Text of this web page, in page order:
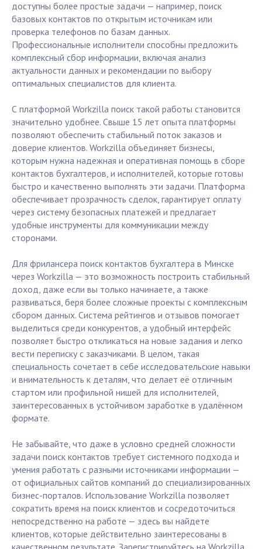
доступны более простые задачи — например, поиск
базовых контактов по открытым источникам или
проверка телефонов по базам данных.
Профессиональные исполнители способны предложить
комплексный сбор информации, включая анализ
актуальности данных и рекомендации по выбору
оптимальных специалистов для клиента.
С платформой Workzilla поиск такой работы становится
значительно удобнее. Свыше 15 лет опыта платформы
позволяют обеспечить стабильный поток заказов и
доверие клиентов. Workzilla объединяет бизнесы,
которым нужна надежная и оперативная помощь в сборе
контактов бухгалтеров, и исполнителей, которые готовы
быстро и качественно выполнять эти задачи. Платформа
обеспечивает прозрачность сделок, гарантирует оплату
через систему безопасных платежей и предлагает
удобные инструменты для коммуникации между
сторонами.
Для фрилансера поиск контактов бухгалтера в Минске
через Workzilla — это возможность построить стабильный
доход, даже если вы только начинаете, а также
развиваться, беря более сложные проекты с комплексным
сбором данных. Система рейтингов и отзывов помогает
выделиться среди конкурентов, а удобный интерфейс
позволяет быстро откликаться на новые задания и легко
вести переписку с заказчиками. В целом, такая
специальность сочетает в себе исследовательские навыки
и внимательность к деталям, что делает её отличным
стартом или профильной нишей для исполнителей,
заинтересованных в устойчивом заработке в удалённом
формате.
Не забывайте, что даже в условно средней сложности
задачи поиск контактов требует системного подхода и
умения работать с разными источниками информации —
от официальных сайтов компаний до специализированных
бизнес-порталов. Использование Workzilla позволяет
сократить время на поиск клиентов и сосредоточиться
непосредственно на работе — здесь вы найдете
клиентов, которые действительно заинтересованы в